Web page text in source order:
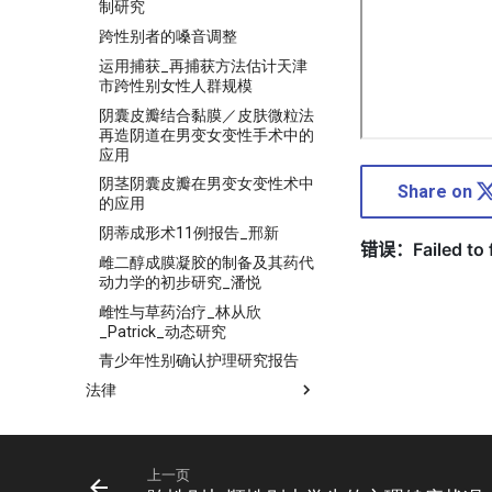
制研究
跨性别者的嗓音调整
运用捕获_再捕获方法估计天津
市跨性别女性人群规模
阴囊皮瓣结合黏膜／皮肤微粒法
再造阴道在男变女变性手术中的
应用
阴茎阴囊皮瓣在男变女变性术中
的应用
阴蒂成形术11例报告_邢新
雌二醇成膜凝胶的制备及其药代
动力学的初步研究_潘悦
雌性与草药治疗_林从欣
_Patrick_动态研究
青少年性别确认护理研究报告
法律
Share on
上一页